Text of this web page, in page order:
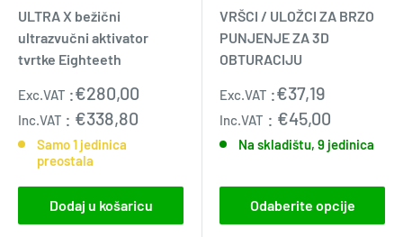
ULTRA X bežični
ultrazvučni aktivator
tvrtke Eighteeth
Standardna
cijena
Exc.VAT :€280,00
Inc.VAT : €338,80
Samo 1 jedinica
preostala
Dodaj u košaricu
VRŠCI / ULOŽCI ZA BRZO
PUNJENJE ZA 3D
OBTURACIJU
Prodajna
cijena
Exc.VAT :€37,19
Inc.VAT : €45,00
Na skladištu, 9 jedinica
Odaberite opcije